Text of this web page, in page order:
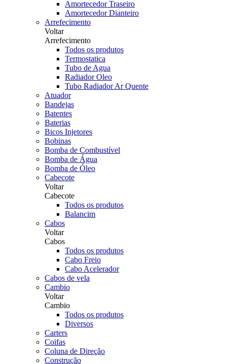
Amortecedor Traseiro
Amortecedor Dianteiro
Arrefecimento
Voltar
Arrefecimento
Todos os produtos
Termostatica
Tubo de Agua
Radiador Oleo
Tubo Radiador Ar Quente
Atuador
Bandejas
Batentes
Baterias
Bicos Injetores
Bobinas
Bomba de Combustível
Bomba de Água
Bomba de Óleo
Cabecote
Voltar
Cabecote
Todos os produtos
Balancim
Cabos
Voltar
Cabos
Todos os produtos
Cabo Freio
Cabo Acelerador
Cabos de vela
Cambio
Voltar
Cambio
Todos os produtos
Diversos
Carters
Coifas
Coluna de Direção
Construção